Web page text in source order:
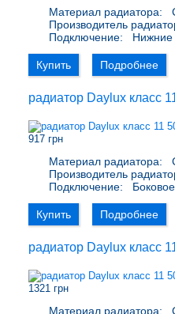
Материал радиатора:
Производитель
Подключение:
Нижние
Купить Подробнее
радиатор Daylux класс
917 грн
Материал радиатора:
Производитель
Подключение:
Купить Подробнее
радиатор Daylux класс
1321 грн
Материал радиатора: